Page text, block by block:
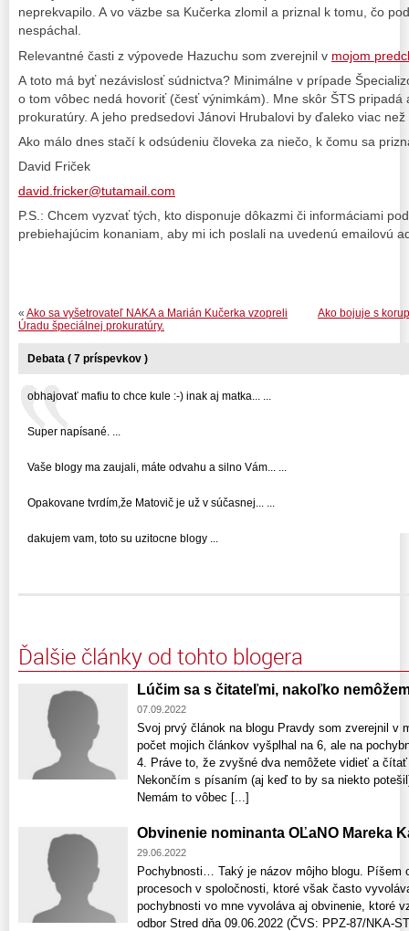
neprekvapilo. A vo väzbe sa Kučerka zlomil a priznal k tomu, čo
nespáchal.
Relevantné časti z výpovede Hazuchu som zverejnil v mojom
A toto má byť nezávislosť súdnictva? Minimálne v prípade
o tom vôbec nedá hovoriť (česť výnimkám). Mne skôr ŠTS pripadá
prokuratúry. A jeho predsedovi Jánovi Hrubalovi by ďaleko viac
Ako málo dnes stačí k odsúdeniu človeka za niečo, k čomu sa
David Friček
david.fricker@tutamail.com
P.S.: Chcem vyzvať tých, kto disponuje dôkazmi či informáciami
prebiehajúcim konaniam, aby mi ich poslali na uvedenú emailovú
Ako bojuje s
« Ako sa vyšetrovateľ NAKA a Marián Kučerka vzopreli
Úradu špeciálnej prokuratúry.
Debata ( 7 príspevkov )
obhajovať mafiu to chce kule :-) inak aj matka... ...
Super napísané. ...
Vaše blogy ma zaujali, máte odvahu a silno Vám... ...
Opakovane tvrdím,že Matovič je už v súčasnej... ...
dakujem vam, toto su uzitocne blogy ...
Ďalšie články od tohto blogera
Lúčim sa s čitateľmi, nakoľko
07.09.2022
Svoj prvý článok na blogu Pravdy som zverejnil v
počet mojich článkov vyšplhal na 6, ale na
4. Práve to, že zvyšné dva nemôžete vidieť a
Nekončím s písaním (aj keď to by sa niekto
Nemám to vôbec [...]
Obvinenie nominanta OĽaNO Mareka
29.06.2022
Pochybnosti… Taký je názov môjho blogu. Píšem
procesoch v spoločnosti, ktoré však často
pochybnosti vo mne vyvoláva aj obvinenie, ktoré
odbor Stred dňa 09.06.2022 (ČVS: PPZ-87/NKA-